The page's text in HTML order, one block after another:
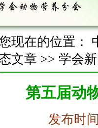
现在的位置：
文章 >> 学会
第五届动
发布时